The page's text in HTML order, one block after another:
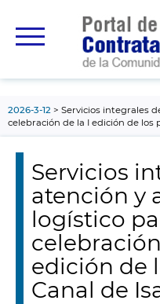
principal
2026-3-12
Servicios integrales
celebración de la I edición de los
Servicios
atención y
logístico
edición de
Canal de